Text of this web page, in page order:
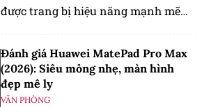
được trang bị hiệu năng mạnh mẽ
họa nặng ký.
Đánh giá Huawei MatePad Pro Max
(2026): Siêu mỏng nhẹ, màn hình
đẹp mê ly
VĂN PHÒNG